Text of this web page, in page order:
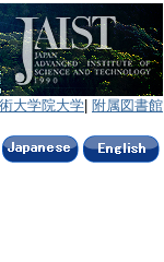
大学院大学 附属図書館